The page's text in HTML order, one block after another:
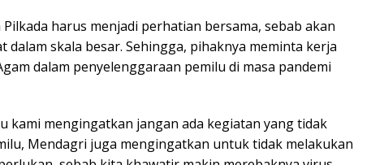
harus menjadi perhatian bersama, sebab akan
dalam skala besar. Sehingga, pihaknya meminta kerja
dalam penyelenggaraan pemilu di masa pandemi
kami mengingatkan jangan ada kegiatan yang tidak
Mendagri juga mengingatkan untuk tidak melakukan